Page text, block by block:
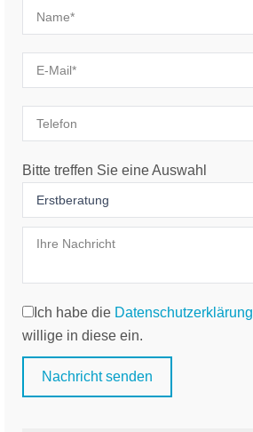
Bitte treffen Sie eine Auswahl
Ich habe die Datenschutzerklärung
willige in diese ein.